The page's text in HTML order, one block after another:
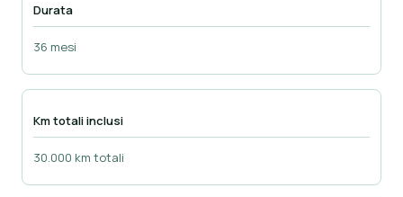
Durata
36 mesi
Km totali inclusi
30.000 km totali